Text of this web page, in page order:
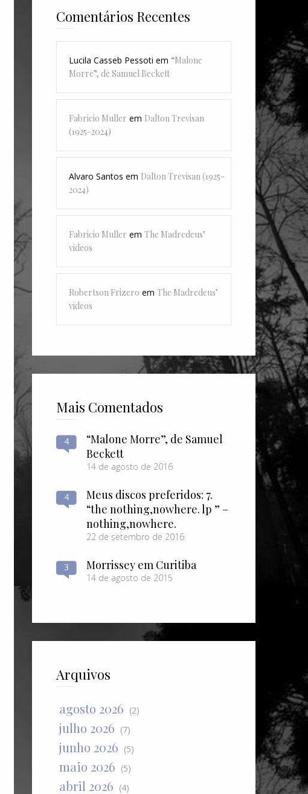
Comentários Recentes
Lucila Casseb Pessoti em “Malone
Morre”, de Samuel Beckett
Fabricio Muller em Dalton Trevisan
(1925-2024)
Alvaro Santos em Dalton Trevisan (1925-
2024)
Fabricio Muller em The Madredeus’
videos
Robertson Frizero em The Madredeus’
videos
Mais Comentados
4
“Malone Morre”, de Samuel
Beckett
14 de agosto de 2016
4
Meus discos preferidos: 7.
“the nothing​,​nowhere. lp ” –
nothing​,​nowhere.
22 de setembro de 2016
3 Morrissey em Curitiba
14 de agosto de 2015
Arquivos
agosto 2026 (2)
julho 2026 (7)
junho 2026 (5)
maio 2026 (5)
abril 2026 (4)